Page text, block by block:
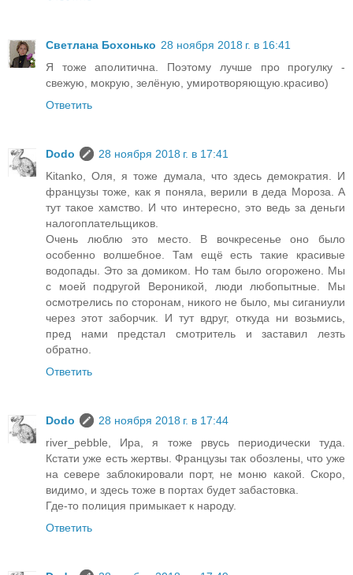
Светлана Бохонько 28 ноября 2018 г. в 16:41
Я тоже аполитична. Поэтому лучше про прогулку -
свежую, мокрую, зелёную, умиротворяющую.красиво)
Ответить
Dodo
28 ноября 2018 г. в 17:41
Kitanko, Оля, я тоже думала, что здесь демократия. И
французы тоже, как я поняла, верили в деда Мороза. А
тут такое хамство. И что интересно, это ведь за деньги
налогоплательщиков.
Очень люблю это место. В вочкресенье оно было
особенно волшебное. Там ещё есть такие красивые
водопады. Это за домиком. Но там было огорожено. Мы
с моей подругой Вероникой, люди любопытные. Мы
осмотрелись по сторонам, никого не было, мы сиганиули
через этот заборчик. И тут вдруг, откуда ни возьмись,
пред нами предстал смотритель и заставил лезть
обратно.
Ответить
Dodo
28 ноября 2018 г. в 17:44
river_pebble, Ира, я тоже рвусь периодически туда.
Кстати уже есть жертвы. Французы так обозлены, что уже
на севере заблокировали порт, не моню какой. Скоро,
видимо, и здесь тоже в портах будет забастовка.
Где-то полиция примыкает к народу.
Ответить